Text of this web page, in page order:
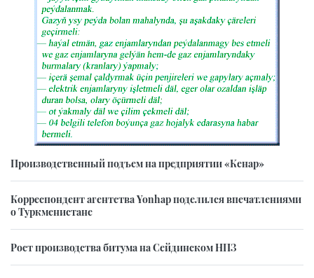
Производственный подъем на предприятии «Кенар»
Корреспондент агентства Yonhap поделился впечатлениями
о Туркменистане
Рост производства битума на Сейдинском НПЗ